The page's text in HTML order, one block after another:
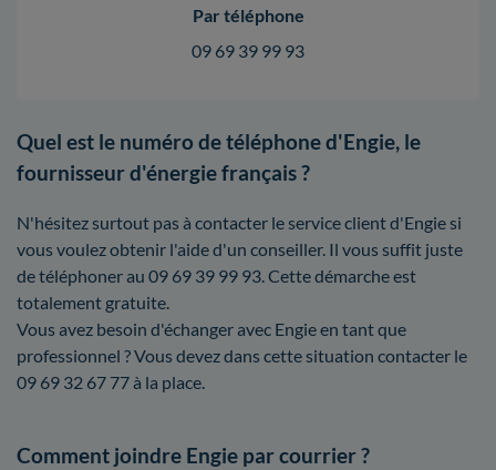
Par téléphone
09 69 39 99 93
Quel est le numéro de téléphone d'Engie, le
fournisseur d'énergie français ?
N'hésitez surtout pas à contacter le service client d'Engie si
vous voulez obtenir l'aide d'un conseiller. Il vous suffit juste
de téléphoner au 09 69 39 99 93. Cette démarche est
totalement gratuite.
Vous avez besoin d'échanger avec Engie en tant que
professionnel ? Vous devez dans cette situation contacter le
09 69 32 67 77 à la place.
Comment joindre Engie par courrier ?